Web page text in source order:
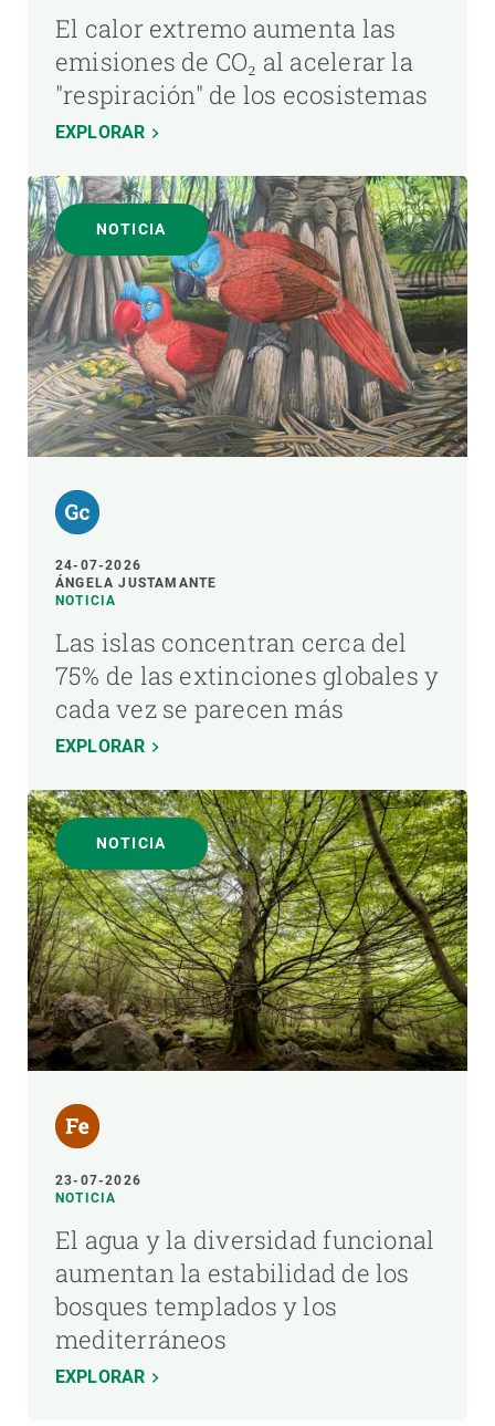
El calor extremo aumenta las
emisiones de CO₂ al acelerar la
"respiración" de los ecosistemas
EXPLORAR
NOTICIA
24-07-2026
ÁNGELA JUSTAMANTE
NOTICIA
Las islas concentran cerca del
75% de las extinciones globales y
cada vez se parecen más
EXPLORAR
NOTICIA
23-07-2026
NOTICIA
El agua y la diversidad funcional
aumentan la estabilidad de los
bosques templados y los
mediterráneos
EXPLORAR